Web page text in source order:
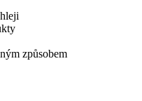
způsobem